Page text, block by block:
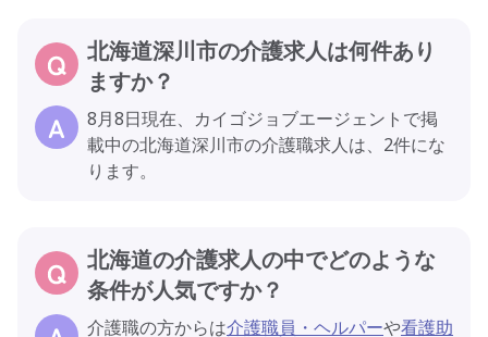
北海道深川市の介護求人は何件あり
ますか？
8月8日現在、カイゴジョブエージェントで掲
載中の北海道深川市の介護職求人は、2件にな
ります。
北海道の介護求人の中でどのような
条件が人気ですか？
介護職の方からは介護職員・ヘルパーや看護助